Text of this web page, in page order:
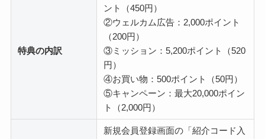
特典の内訳
ント（450円）
②ウェルカム広告：2,000ポイント
（200円）
③ミッション：5,200ポイント（520
円）
④お買い物：500ポイント（50円）
⑤キャンペーン：最大20,000ポイン
ト（2,000円）
新規会員登録画面の「紹介コード入